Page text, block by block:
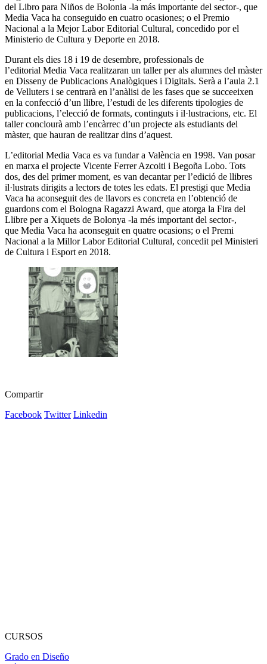
del Libro para Niños de Bolonia -la más importante del sector-, que
Media Vaca ha conseguido en cuatro ocasiones; o el Premio
Nacional a la Mejor Labor Editorial Cultural, concedido por el
Ministerio de Cultura y Deporte en 2018.
Durant els dies 18 i 19 de desembre, professionals de
l’editorial Media Vaca realitzaran un taller per als alumnes del màster
en Disseny de Publicacions Analògiques i Digitals. Serà a l’aula 2.1
de Velluters i se centrarà en l’anàlisi de les fases que se succeeixen
en la confecció d’un llibre, l’estudi de les diferents tipologies de
publicacions, l’elecció de formats, continguts i il·lustracions, etc. El
taller conclourà amb l’encàrrec d’un projecte als estudiants del
màster, que hauran de realitzar dins d’aquest.
L’editorial Media Vaca es va fundar a València en 1998. Van posar
en marxa el projecte Vicente Ferrer Azcoiti i Begoña Lobo. Tots
dos, des del primer moment, es van decantar per l’edició de llibres
il·lustrats dirigits a lectors de totes les edats. El prestigi que Media
Vaca ha aconseguit des de llavors es concreta en l’obtenció de
guardons com el Bologna Ragazzi Award, que atorga la Fira del
Llibre per a Xiquets de Bolonya -la més important del sector-,
que Media Vaca ha aconseguit en quatre ocasions; o el Premi
Nacional a la Millor Labor Editorial Cultural, concedit pel Ministeri
de Cultura i Esport en 2018.
Compartir
Facebook Twitter Linkedin
CURSOS
Grado en Diseño